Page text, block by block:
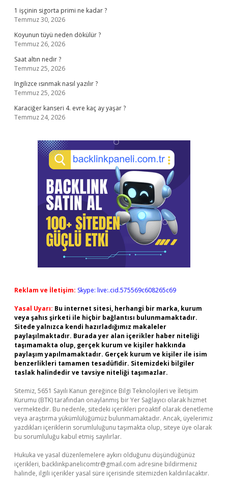
1 işçinin sigorta primi ne kadar ?
Temmuz 30, 2026
Koyunun tüyü neden dökülür ?
Temmuz 26, 2026
Saat altın nedir ?
Temmuz 25, 2026
Ingilizce ısınmak nasıl yazılır ?
Temmuz 25, 2026
Karaciğer kanseri 4. evre kaç ay yaşar ?
Temmuz 24, 2026
Reklam ve İletişim: Skype: live:.cid.575569c608265c69
Yasal Uyarı: Bu internet sitesi, herhangi bir marka, kurum
veya şahıs şirketi ile hiçbir bağlantısı bulunmamaktadır.
Sitede yalnızca kendi hazırladığımız makaleler
paylaşılmaktadır. Burada yer alan içerikler haber niteliği
taşımamakta olup, gerçek kurum ve kişiler hakkında
paylaşım yapılmamaktadır. Gerçek kurum ve kişiler ile isim
benzerlikleri tamamen tesadüfidir. Sitemizdeki bilgiler
taslak halindedir ve tavsiye niteliği taşımazlar.
Sitemiz, 5651 Sayılı Kanun gereğince Bilgi Teknolojileri ve İletişim
Kurumu (BTK) tarafından onaylanmış bir Yer Sağlayıcı olarak hizmet
vermektedir. Bu nedenle, sitedeki içerikleri proaktif olarak denetleme
veya araştırma yükümlülüğümüz bulunmamaktadır. Ancak, üyelerimiz
yazdıkları içeriklerin sorumluluğunu taşımakta olup, siteye üye olarak
bu sorumluluğu kabul etmiş sayılırlar.
Hukuka ve yasal düzenlemelere aykırı olduğunu düşündüğünüz
içerikleri, backlinkpanelicomtr@gmail.com adresine bildirmeniz
halinde, ilgili içerikler yasal süre içerisinde sitemizden kaldırılacaktır.